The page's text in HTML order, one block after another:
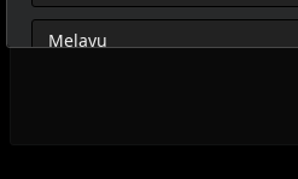
Melayu